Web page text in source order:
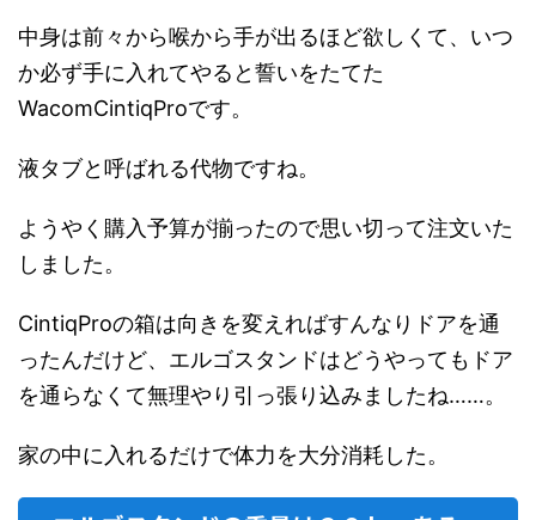
中身は前々から喉から手が出るほど欲しくて、いつ
か必ず手に入れてやると誓いをたてた
WacomCintiqProです。
液タブと呼ばれる代物ですね。
ようやく購入予算が揃ったので思い切って注文いた
しました。
CintiqProの箱は向きを変えればすんなりドアを通
ったんだけど、エルゴスタンドはどうやってもドア
を通らなくて無理やり引っ張り込みましたね……。
家の中に入れるだけで体力を大分消耗した。